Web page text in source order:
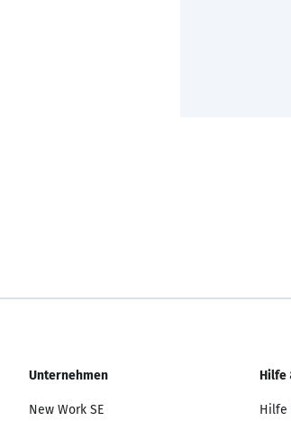
Unternehmen
New Work SE
Hilfe
Hilfe